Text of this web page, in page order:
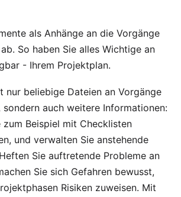
als Anhänge an die Vorgänge
So haben Sie alles Wichtige an
- Ihrem Projektplan.
nur beliebige Dateien an Vorgänge
sondern auch weitere Informationen:
zum Beispiel mit Checklisten
und verwalten Sie anstehende
Sie auftretende Probleme an
Sie sich Gefahren bewusst,
Risiken zuweisen. Mit